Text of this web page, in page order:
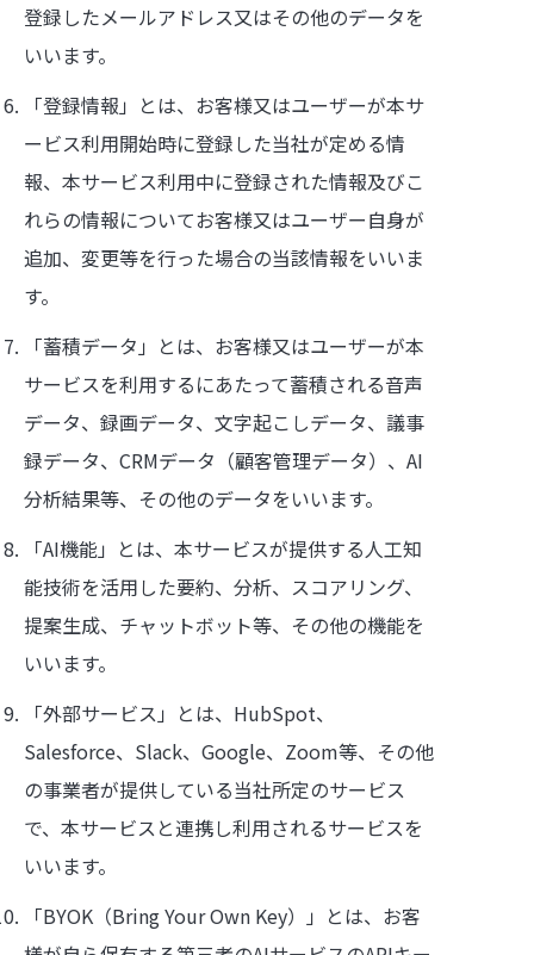
登録したメールアドレス又はその他のデータを
いいます。
「登録情報」とは、お客様又はユーザーが本サ
ービス利用開始時に登録した当社が定める情
報、本サービス利用中に登録された情報及びこ
れらの情報についてお客様又はユーザー自身が
追加、変更等を行った場合の当該情報をいいま
す。
「蓄積データ」とは、お客様又はユーザーが本
サービスを利用するにあたって蓄積される音声
データ、録画データ、文字起こしデータ、議事
録データ、CRMデータ（顧客管理データ）、AI
分析結果等、その他のデータをいいます。
「AI機能」とは、本サービスが提供する人工知
能技術を活用した要約、分析、スコアリング、
提案生成、チャットボット等、その他の機能を
いいます。
「外部サービス」とは、HubSpot、
Salesforce、Slack、Google、Zoom等、その他
の事業者が提供している当社所定のサービス
で、本サービスと連携し利用されるサービスを
いいます。
「BYOK（Bring Your Own Key）」とは、お客